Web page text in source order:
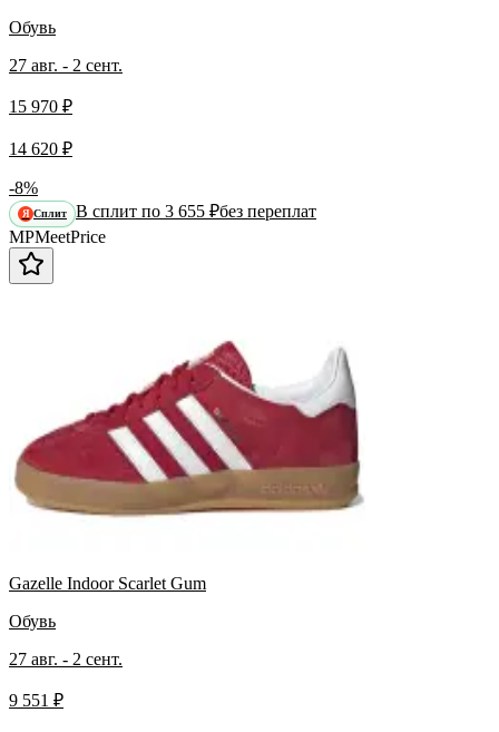
Обувь
27 авг. - 2 сент.
15 970 ₽
14 620 ₽
-8%
Я Сплит В сплит по 3 655 ₽без переплат
MPMeetPrice
Gazelle Indoor Scarlet Gum
Обувь
27 авг. - 2 сент.
9 551 ₽